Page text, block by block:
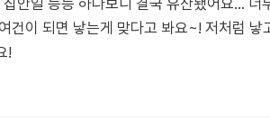
안일 등등 하다보니 결국 유산됐어요... 너
건이 되면 낳는게 맞다고 봐요~! 저처럼
!